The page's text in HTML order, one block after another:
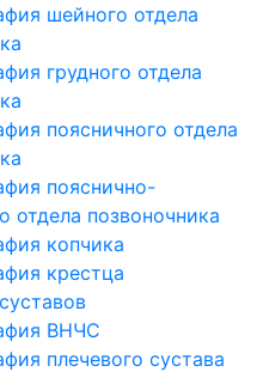
шейного отдела
грудного отдела
поясничного отдела
пояснично-
отдела позвоночника
копчика
крестца
ВНЧС
плечевого сустава